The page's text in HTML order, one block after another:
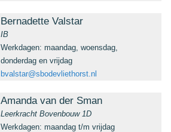
Bernadette Valstar
IB
Werkdagen: maandag, woensdag,
donderdag en vrijdag
bvalstar@sbodevliethorst.nl
Amanda van der Sman
Leerkracht Bovenbouw 1D
Werkdagen: maandag t/m vrijdag